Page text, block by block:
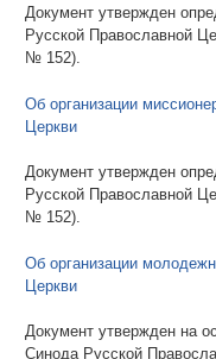
Документ утвержден
Русской Православной
№ 152).
Об организации
Церкви
Документ утвержден
Русской Православной
№ 152).
Об организации
Церкви
Документ утвержден на
Синода Русской